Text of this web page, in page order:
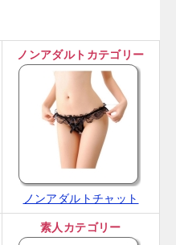
ノンアダルトカテゴリー
ノンアダルトチャット
素人カテゴリー